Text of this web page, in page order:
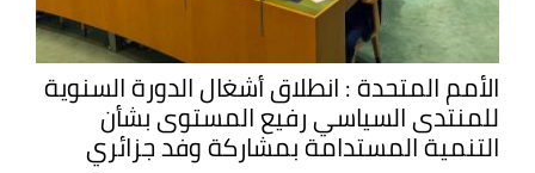
الأمم المتحدة : انطلاق أشغال الدورة السنوية
للمنتدى السياسي رفيع المستوى بشأن
التنمية المستدامة بمشاركة وفد جزائري